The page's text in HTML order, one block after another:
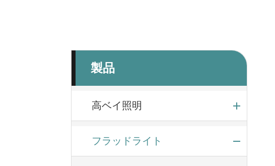
製品
高ベイ照明
フラッドライト